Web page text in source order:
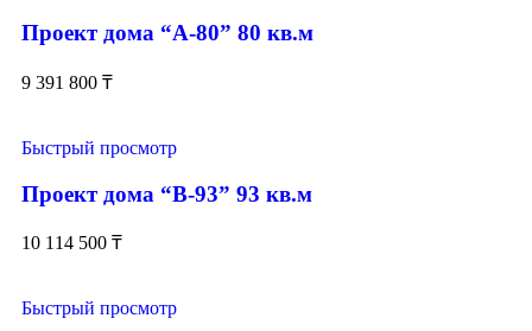
Проект дома “А-80” 80 кв.м
9 391 800 ₸
Быстрый просмотр
Проект дома “В-93” 93 кв.м
10 114 500 ₸
Быстрый просмотр